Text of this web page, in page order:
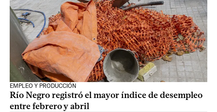
EMPLEO Y PRODUCCIÓN
Río Negro registró el mayor índice de desempleo
entre febrero y abril